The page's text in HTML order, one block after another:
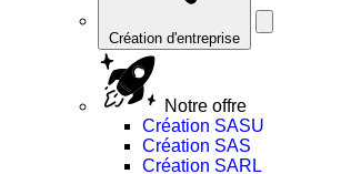
Création d'entreprise
Notre offre
Création SASU
Création SAS
Création SARL